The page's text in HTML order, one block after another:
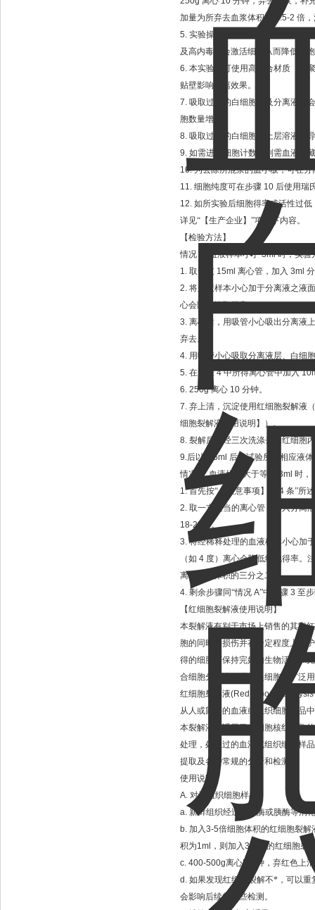
加量为所弃去血浆体积的
1.5-2 倍
5. 实验操作时，不可使用含粉手套
及高内毒素会激活细胞从而降低细
6. 本实验不可使用高聚合材质（如
贴壁影响分离效果。
7. 吸取过多的白细胞层及分离液层
胞数量增加。
8. 吸取过多的白细胞层上层溶液会
9. 如需进行细胞计数，则需血液贮
10.为去除所混杂的血小板，可在分
11. 细胞纯度可在步骤 10 后使用瑞
12. 如所实验后细胞得率或活性过
详见“【生产企业】”项目下内容。
【检验方法】
情况
血液样本小于3ml时，实验
1. 取一支 15ml 离心管，加入 3ml
2. 将血液样本小心加于分离液之液
心会降低细胞得率。
3. 离心后，用吸管小心吸出分离液
弃去。
4. 用吸管小心吸取分离液层、白细
5. 在步骤4中所得离心管中加入
6. 250g离心 10 分钟。
7. 弃上清，沉淀使用红细胞裂解液（
细胞裂解液使用说明】）。
8. 裂解后再经三次洗涤去除红细胞
9.后以 0.5ml 后续试验所需相应液
情况
B:血液样本大于等于 3ml 时，
1.首先按“【注意事项】第 4 条”所
2. 取一支适当的离心管，加入分离
18-22
℃。
3.将经稀释处理的血液样本小心加
（如 4 度）离心会降低细胞得率。
离心管总体积的三分之二。
4. 剩余步骤同“情况 A”中步骤 3 至
【红细胞裂解液使用说明】
本裂解液有别于市场上销售的其它
胞的同时不损伤并在一定程度上保
得的细胞可保持完好的生物活性和
合细胞分离液使用所提细胞可广泛
红细胞裂解液(Red Blood Cell Lysis
从人或鼠等的血液或组织细胞样品
本裂解液不适用于有细胞核红细胞
处理，处理过的血液或组织细胞样
提取及各种常规的分析和检测。
使用说明：
A. 对于组织细胞样品：
a. 新鲜组织经过胶原酶或胰酶等消
b. 加入3-5倍细胞体积的红细胞裂
积为1ml ，则加入3-5ml 的红细胞裂
c. 400-500g离心5
分钟，弃红色上
d. 如果发现红细胞裂解不*，可以重
会影响后续的一些检测。